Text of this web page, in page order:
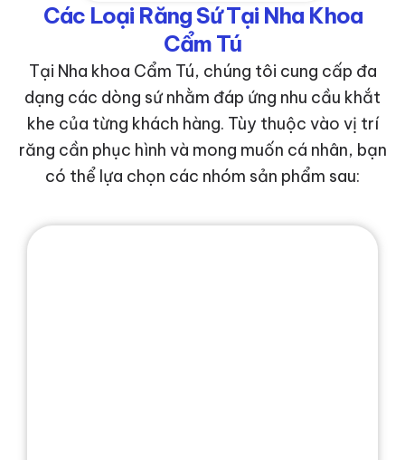
Các Loại Răng Sứ Tại Nha Khoa
Cẩm Tú
Tại Nha khoa Cẩm Tú, chúng tôi cung cấp đa
dạng các dòng sứ nhằm đáp ứng nhu cầu khắt
khe của từng khách hàng. Tùy thuộc vào vị trí
răng cần phục hình và mong muốn cá nhân, bạn
có thể lựa chọn các nhóm sản phẩm sau: